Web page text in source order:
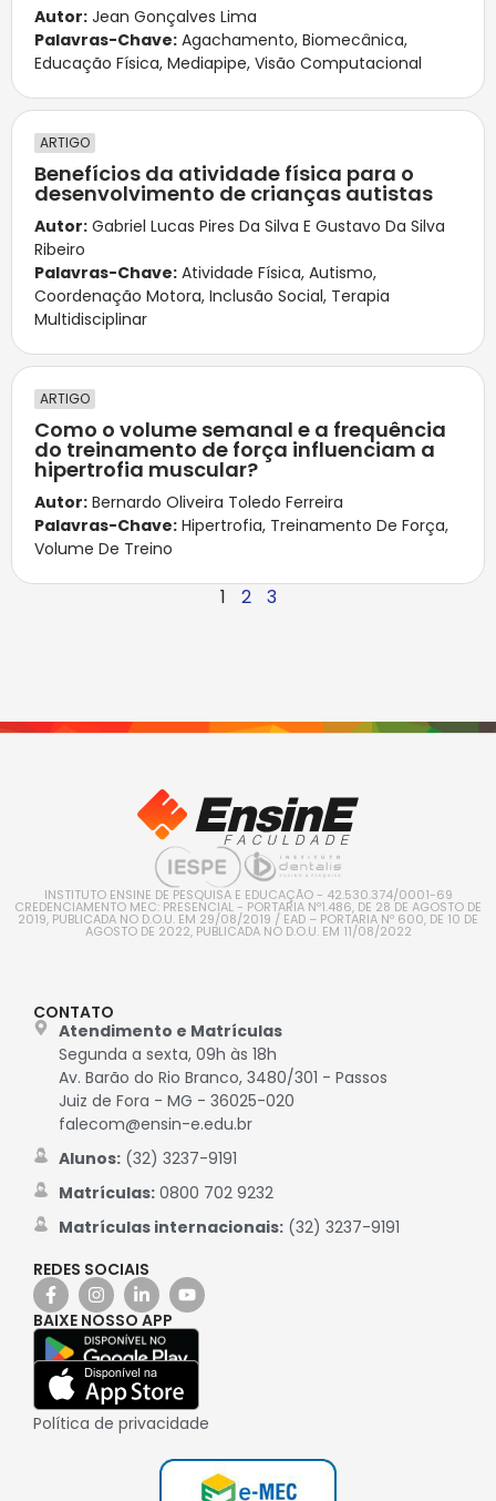
Autor: Jean Gonçalves Lima
Palavras-Chave: Agachamento, Biomecânica,
Educação Física, Mediapipe, Visão Computacional
ARTIGO
Benefícios da atividade física para o
desenvolvimento de crianças autistas
Autor: Gabriel Lucas Pires Da Silva E Gustavo Da Silva
Ribeiro
Palavras-Chave: Atividade Física, Autismo,
Coordenação Motora, Inclusão Social, Terapia
Multidisciplinar
ARTIGO
Como o volume semanal e a frequência
do treinamento de força influenciam a
hipertrofia muscular?
Autor: Bernardo Oliveira Toledo Ferreira
Palavras-Chave: Hipertrofia, Treinamento De Força,
Volume De Treino
1 2 3
INSTITUTO ENSINE DE PESQUISA E EDUCAÇÃO - 42.530.374/0001-69
CREDENCIAMENTO MEC: PRESENCIAL - PORTARIA Nº1.486, DE 28 DE AGOSTO DE
2019, PUBLICADA NO D.O.U. EM 29/08/2019 / EAD – PORTARIA Nº 600, DE 10 DE
AGOSTO DE 2022, PUBLICADA NO D.O.U. EM 11/08/2022
CONTATO
Atendimento e Matrículas
Segunda a sexta, 09h às 18h
Av. Barão do Rio Branco, 3480/301 - Passos
Juiz de Fora - MG - 36025-020
falecom@ensin-e.edu.br
Alunos:(32) 3237-9191
Matrículas:0800 702 9232
Matrículas internacionais:(32) 3237-9191
REDES SOCIAIS
BAIXE NOSSO APP
Política de privacidade